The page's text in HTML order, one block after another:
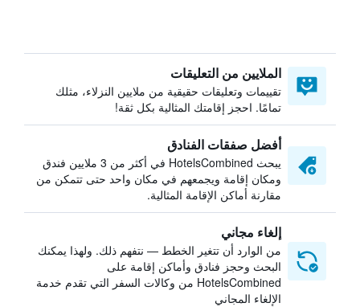
الملايين من التعليقات
تقييمات وتعليقات حقيقية من ملايين النزلاء، مثلك
تمامًا. احجز إقامتك المثالية بكل ثقة!
أفضل صفقات الفنادق
يبحث HotelsCombined في أكثر من 3 ملايين فندق
ومكان إقامة ويجمعهم في مكان واحد حتى تتمكن من
مقارنة أماكن الإقامة المثالية.
إلغاء مجاني
من الوارد أن تتغير الخطط — نتفهم ذلك. ولهذا يمكنك
البحث وحجز فنادق وأماكن إقامة على
HotelsCombined من وكالات السفر التي تقدم خدمة
الإلغاء المجاني